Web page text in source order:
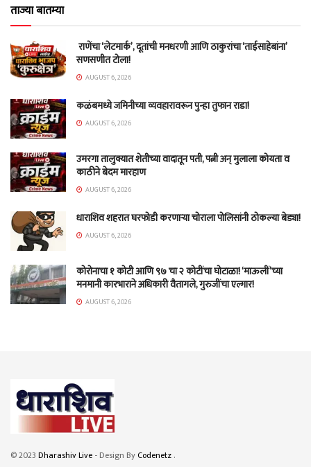
ताज्या बातम्या
राणेंचा ‘लेटमार्क’, दूतांची मनधरणी आणि ठाकुरांचा ‘ताईसाहेबांना’
सणसणीत टोला!
AUGUST 6, 2026
कळंबमध्ये जमिनीच्या व्यवहारावरून पुन्हा तुफान राडा!
AUGUST 6, 2026
उमरगा तालुक्यात शेतीच्या वादातून पती, पत्नी अन् मुलाला कोयता व
काठीने बेदम मारहाण
AUGUST 6, 2026
धाराशिव शहरात घरफोडी करणाऱ्या चोराला पोलिसांनी ठोकल्या बेड्या!
AUGUST 6, 2026
कोरोनाचा १ कोटी आणि ९७ चा २ कोटींचा घोटाळा! ‘माऊलीं’च्या
मनमानी कारभाराने अधिकारी वैतागले, गुरुजींचा एल्गार!
AUGUST 6, 2026
© 2023 Dharashiv Live - Design ByCodenetz .